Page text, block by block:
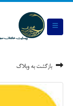
بازگشت به وبلاگ